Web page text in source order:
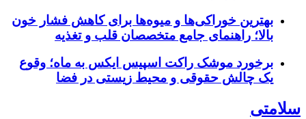
بهترین خوراکی‌ها و میوه‌ها برای کاهش فشار خون
بالا؛ راهنمای جامع متخصصان قلب و تغذیه
برخورد موشک راکت اسپیس ایکس به ماه؛ وقوع
یک چالش حقوقی و محیط زیستی در فضا
سلامتی